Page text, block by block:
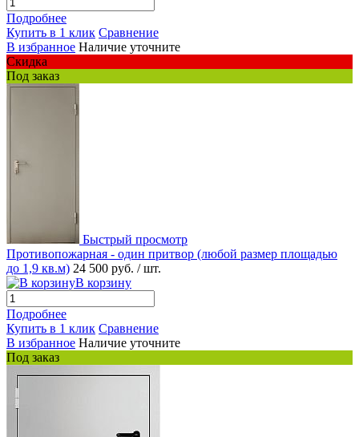
Подробнее
Купить в 1 клик Сравнение
В избранное Наличие уточните
Скидка
Под заказ
Быстрый просмотр
Противопожарная - один притвор (любой размер площадью
до 1,9 кв.м) 24 500 руб. / шт.
В корзину
Подробнее
Купить в 1 клик Сравнение
В избранное Наличие уточните
Под заказ